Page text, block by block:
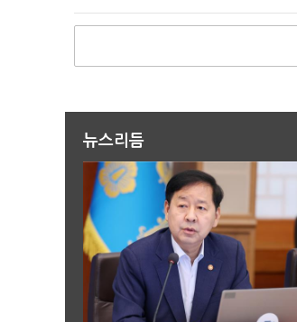
뉴스리듬